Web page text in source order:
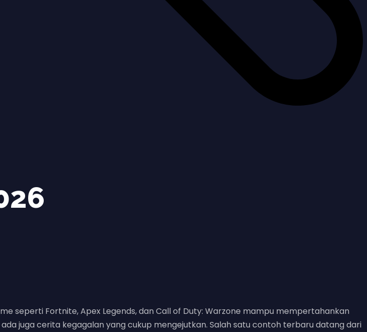
seperti Fortnite, Apex Legends, dan Call of Duty: Warzone mampu mempertahankan
juga cerita kegagalan yang cukup mengejutkan. Salah satu contoh terbaru datang dari